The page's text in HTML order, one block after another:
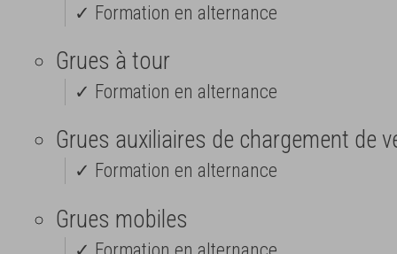
✓ Formation en alternance
Grues à tour
✓ Formation en alternance
Grues auxiliaires de chargement de
✓ Formation en alternance
Grues mobiles